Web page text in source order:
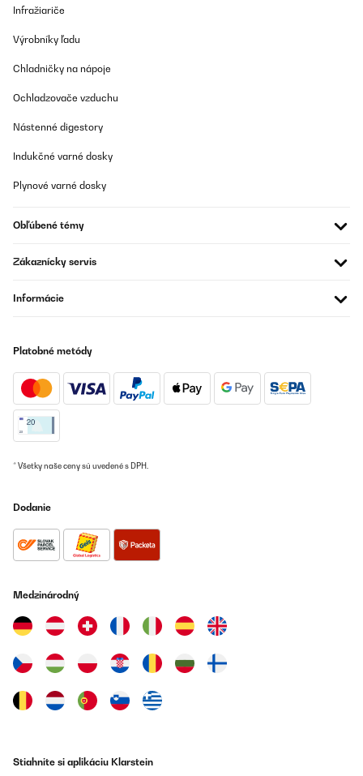
Infražiariče
Výrobníky ľadu
Chladničky na nápoje
Ochladzovače vzduchu
Nástenné digestory
Indukčné varné dosky
Plynové varné dosky
Obľúbené témy
Zákaznícky servis
Informácie
Platobné metódy
* Všetky naše ceny sú uvedené s DPH.
Dodanie
Medzinárodný
Stiahnite si aplikáciu Klarstein